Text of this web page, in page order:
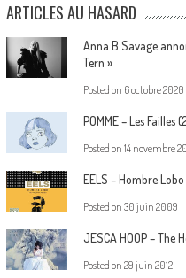
ARTICLES AU HASARD
Anna B Savage
Tern »
Posted on 6 octobre 2020
POMME – Les Failles
Posted on 14 novembre
EELS – Hombre
Posted on 30 juin 2009
JESCA HOOP – The
Posted on 29 juin 2012